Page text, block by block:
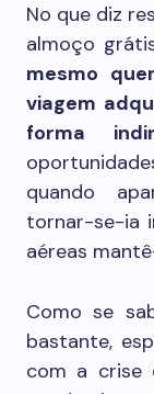
No que diz
almoço
mesmo
viagem
forma
quando
tornar-se-ia
aéreas
Como se
bastante,
com a crise